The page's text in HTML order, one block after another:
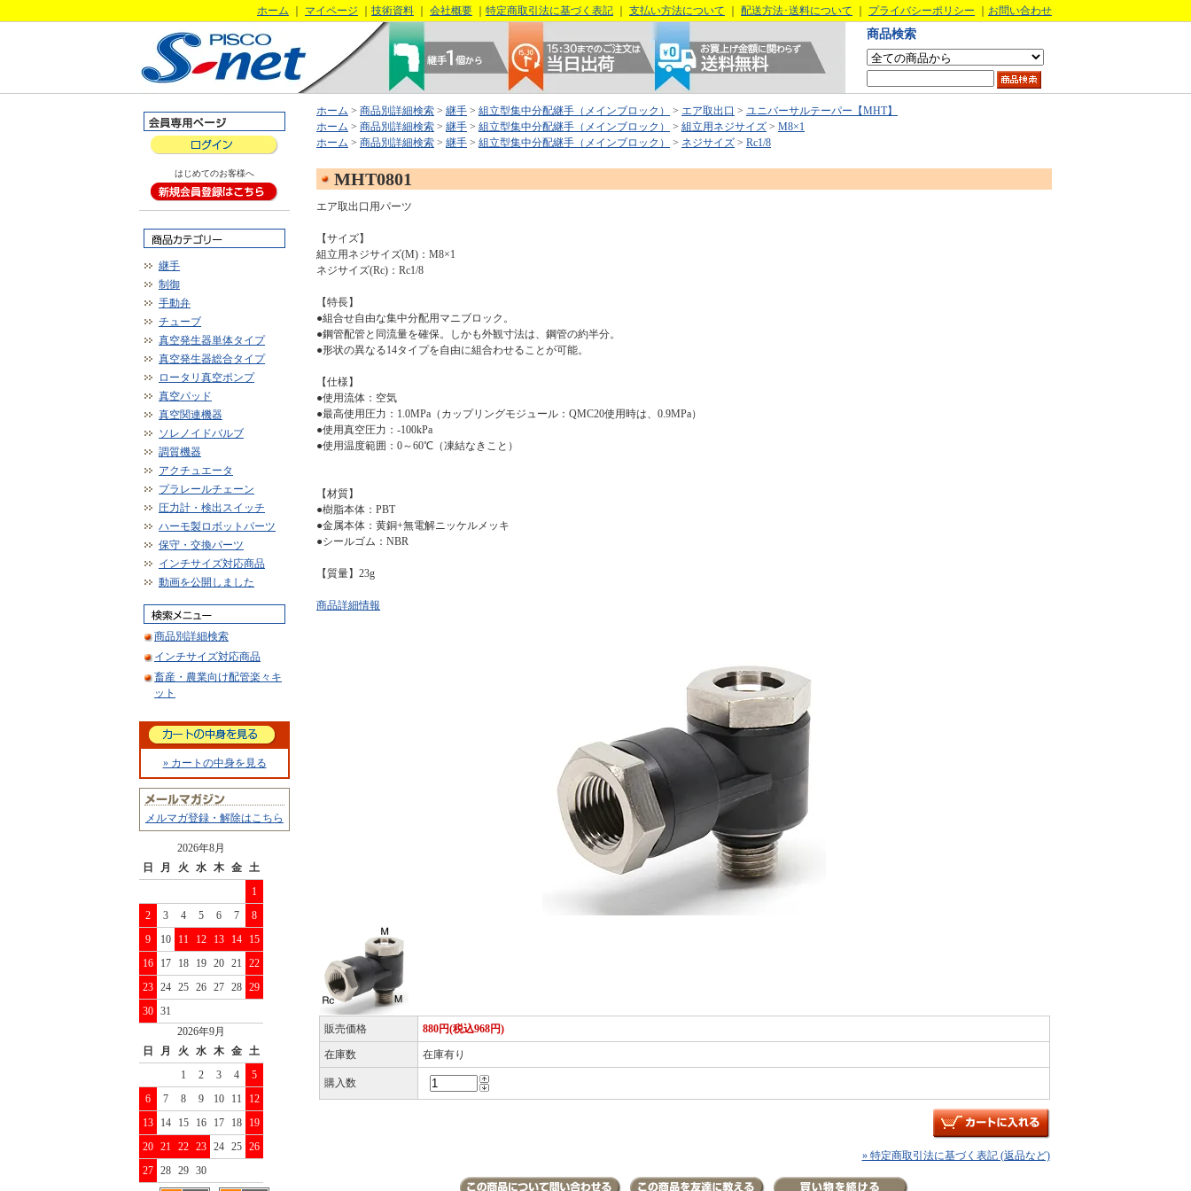
ホーム マイページ 技術資料 会社概要 特定商取引法に基づく表記 支払い方法について 配送方法･送料について プライバシーポリシー お問い合わせ
商品検索
はじめてのお客様へ
継手
制御
手動弁
チューブ
真空発生器単体タイプ
真空発生器総合タイプ
ロータリ真空ポンプ
真空パッド
真空関連機器
ソレノイドバルブ
調質機器
アクチュエータ
プラレールチェーン
圧力計・検出スイッチ
ハーモ製ロボットパーツ
保守・交換パーツ
インチサイズ対応商品
動画を公開しました
商品別詳細検索
インチサイズ対応商品
畜産・農業向け配管楽々キ
ット
» カートの中身を見る
メルマガ登録・解除はこちら
2026年8月
日
月 火 水 木 金 土
1
2
3 4 5 6 7
8
9
10 11 12 13 14
15
16
17 18 19 20 21
22
23 24 25 26 27 28 29
30 31
2026年9月
日
月 火 水 木 金 土
1
2 3 4
5
6
7 8 9 10 11
12
13
14 15 16 17 18
19
20 21 22 23 24 25 26
27 28 29 30
ホーム > 商品別詳細検索 > 継手 > 組立型集中分配継手（メインブロック） > エア取出口 > ユニバーサルテーパー【MHT】
ホーム > 商品別詳細検索 > 継手 > 組立型集中分配継手（メインブロック） > 組立用ネジサイズ > M8×1
ホーム > 商品別詳細検索 > 継手 > 組立型集中分配継手（メインブロック） > ネジサイズ > Rc1/8
MHT0801
エア取出口用パーツ
【サイズ】
組立用ネジサイズ(M)：M8×1
ネジサイズ(Rc)：Rc1/8
【特長】
●組合せ自由な集中分配用マニブロック。
●鋼管配管と同流量を確保。しかも外観寸法は、鋼管の約半分。
●形状の異なる14タイプを自由に組合わせることが可能。
【仕様】
●使用流体：空気
●最高使用圧力：1.0MPa（カップリングモジュール：QMC20使用時は、0.9MPa）
●使用真空圧力：-100kPa
●使用温度範囲：0～60℃（凍結なきこと）
【材質】
●樹脂本体：PBT
●金属本体：黄銅+無電解ニッケルメッキ
●シールゴム：NBR
【質量】23g
商品詳細情報
販売価格 880円(税込968円)
在庫数 在庫有り
購入数
» 特定商取引法に基づく表記 (返品など)